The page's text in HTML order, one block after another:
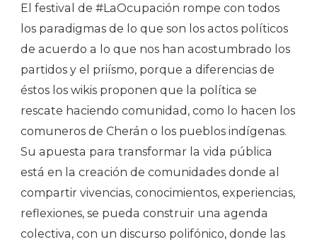
El festival de #LaOcupación rompe con todos
los paradigmas de lo que son los actos políticos
de acuerdo a lo que nos han acostumbrado los
partidos y el priísmo, porque a diferencias de
éstos los wikis proponen que la política se
rescate haciendo comunidad, como lo hacen los
comuneros de Cherán o los pueblos indígenas.
Su apuesta para transformar la vida pública
está en la creación de comunidades donde al
compartir vivencias, conocimientos, experiencias,
reflexiones, se pueda construir una agenda
colectiva, con un discurso polifónico, donde las